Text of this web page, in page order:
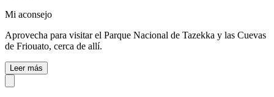
Mi aconsejo
Aprovecha para visitar el Parque Nacional de Tazekka y las Cuevas
de Friouato, cerca de allí.
Leer más